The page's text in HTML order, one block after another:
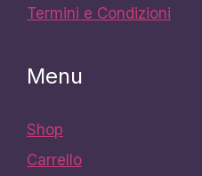
Termini e Condizioni
Menu
Shop
Carrello